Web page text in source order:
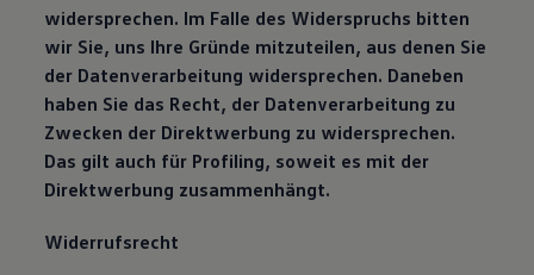
widersprechen. Im Falle des Widerspruchs bitten
wir Sie, uns Ihre Gründe mitzuteilen, aus denen Sie
der Datenverarbeitung widersprechen. Daneben
haben Sie das Recht, der Datenverarbeitung zu
Zwecken der Direktwerbung zu widersprechen.
Das gilt auch für Profiling, soweit es mit der
Direktwerbung zusammenhängt.
Widerrufsrecht